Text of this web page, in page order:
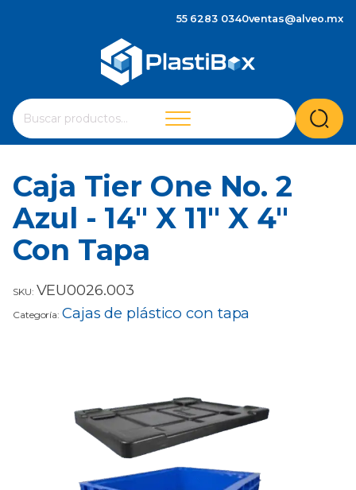
55 6283 0340ventas@alveo.mx
Buscar
por:
Cuando hay resultados autocompletados, puedes
Caja Tier One No. 2
Azul - 14" X 11" X 4"
Con Tapa
SKU: VEU0026.003
Categoría: Cajas de plástico con tapa